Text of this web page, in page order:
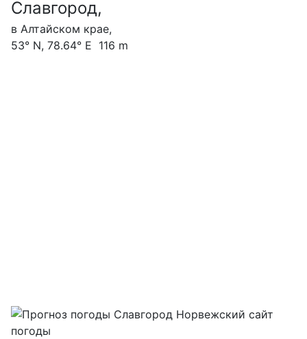
Славгород,
в Алтайском крае,
53° N, 78.64° E 116 m